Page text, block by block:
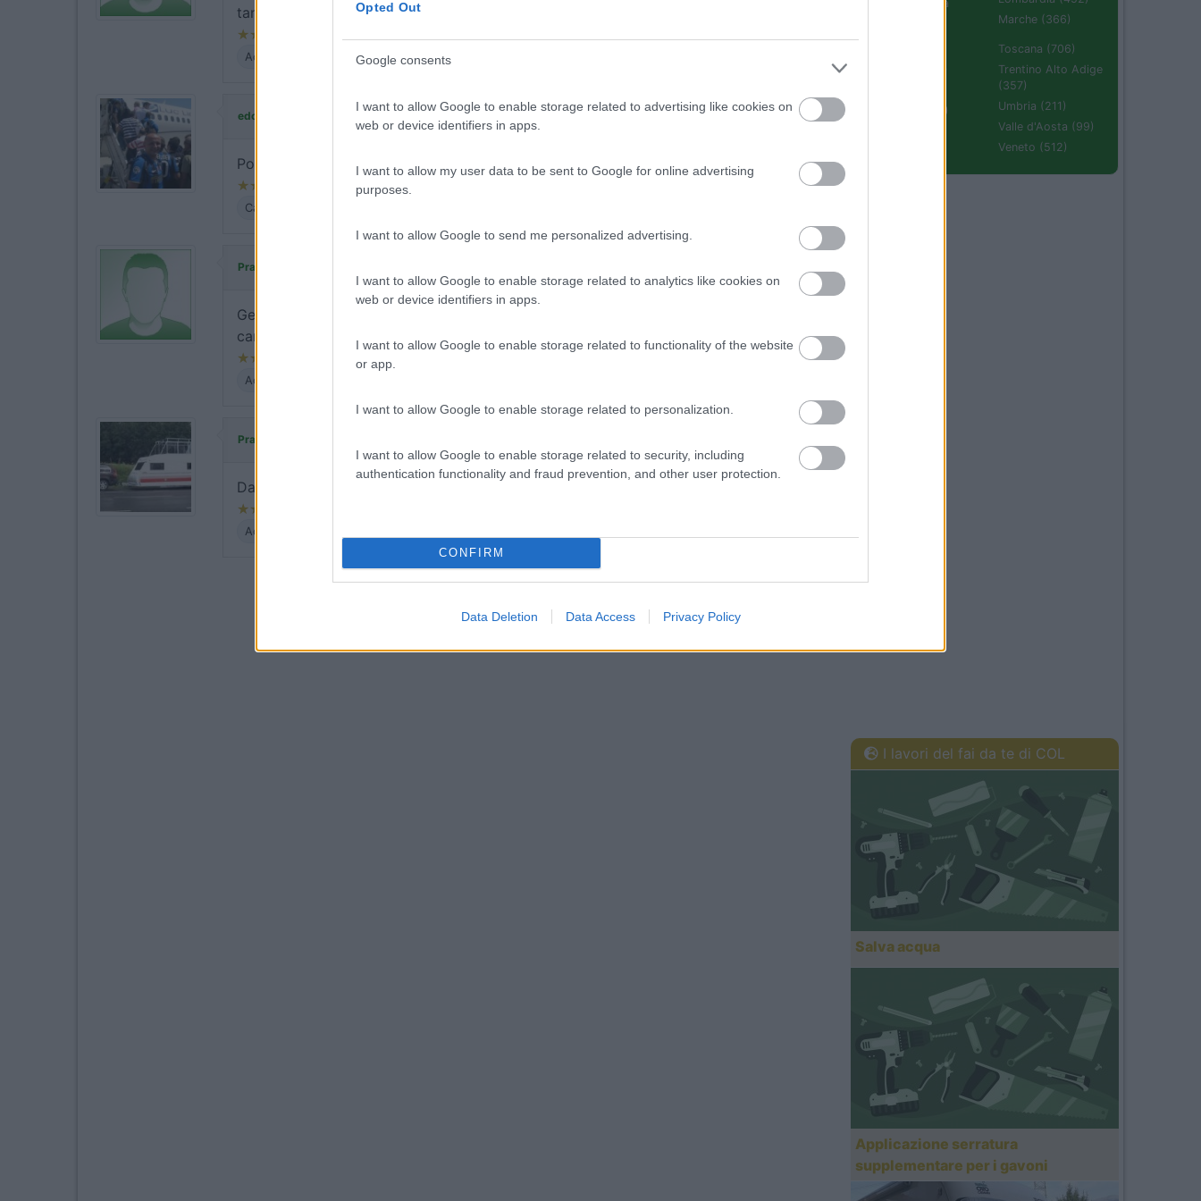
Opted Out
Google consents
I want to allow Google to enable storage related to advertising like cookies on
web or device identifiers in apps.
I want to allow my user data to be sent to Google for online advertising
purposes.
I want to allow Google to send me personalized advertising.
I want to allow Google to enable storage related to analytics like cookies on
web or device identifiers in apps.
I want to allow Google to enable storage related to functionality of the website
or app.
I want to allow Google to enable storage related to personalization.
I want to allow Google to enable storage related to security, including
authentication functionality and fraud prevention, and other user protection.
CONFIRM
Data Deletion Data Access Privacy Policy
tante iniziative
Accoglienza Posizione
edogiul ha commentato: 02/09/2013 15:26
Posti camper pochi e mal disposti, 90% stanziali
Caratteristiche
Pravet Albi
Gestore rifiuta di farci entrare x vederlo, eravamo senza documenti lasciati nel
camper a 5 km di di
Accoglienza
Pravet
Da migliorare l'accoglienza, piccolo e ben tenuto, bella posizione.
Accoglienza
Emilia Romagna
Marche (366)
Sardegna (336)
Toscana (706)
Trentino Alto Adige
(357)
Umbria (211)
Valle d'Aosta (99)
Veneto (512)
I lavori del fai da te di COL
Salva acqua
Applicazione serratura
supplementare per i gavoni